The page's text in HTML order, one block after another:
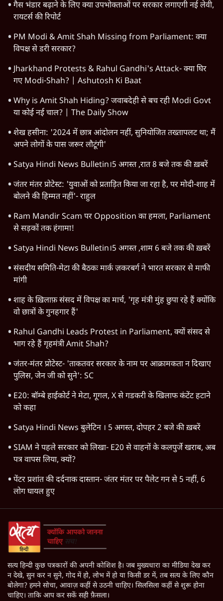
गैस भंडार बढ़ाने के लिए क्या उपभोक्ताओं पर सरकार लगाएगी नई लेवी,
रायटर्स की रिपोर्ट
PM Modi & Amit Shah Missing from Parliament: क्या
विपक्ष से डरी सरकार?
Jharkhand Protests & Rahul Gandhi's Attack- क्या घिर
गए Modi-Shah? | Ashutosh Ki Baat
Why is Amit Shah Hiding? जवाबदेही से बच रही Modi Govt
या कोई नई चाल? | The Daily Show
शेख हसीना: '2024 में छात्र आंदोलन नहीं, सुनियोजित तख्तापलट था; मैं
अपने लोगों के पास जरूर लौटूंगी'
Satya Hindi News Bulletin।5 अगस्त ,रात 8 बजे तक की ख़बरें
जंतर मंतर प्रोटेस्ट: 'युवाओं को प्रताड़ित किया जा रहा है, पर मोदी-शाह में
बोलने की हिम्मत नहीं'- राहुल
Ram Mandir Scam पर Opposition का हमला, Parliament
से सड़कों तक हंगामा!
Satya Hindi News Bulletin।5 अगस्त ,शाम 6 बजे तक की ख़बरें
संसदीय समिति-मेटा की बैठकः मार्क ज़करबर्ग ने भारत सरकार से माफी
मांगी
शाह के ख़िलाफ़ संसद में विपक्ष का मार्च, 'गृह मंत्री मुंह छुपा रहे हैं क्योंकि
वो छात्रों के गुनहगार हैं'
Rahul Gandhi Leads Protest in Parliament, क्यों संसद से
भाग रहे हैं गृहमंत्री Amit Shah?
जंतर-मंतर प्रोटेस्ट- 'ताकतवर सरकार के नाम पर आक्रामकता न दिखाए
पुलिस, जेन जी को सुने': SC
E20: बॉम्बे हाईकोर्ट ने मेटा, गूगल, X से गडकरी के खिलाफ कंटेंट हटाने
को कहा
Satya Hindi News बुलेटिन । 5 अगस्त, दोपहर 2 बजे की ख़बरें
SIAM ने पहले सरकार को लिखा- E20 से वाहनों के कलपुर्जे खराब, अब
पत्र वापस लिया, क्यों?
पेंटर प्रशांत की दर्दनाक दास्तान- जंतर मंतर पर पैलेट गन से 5 नहीं, 6
लोग घायल हुए
सत्य हिन्दी कुछ पत्रकारों की अपनी कोशिश है। जब मुख्यधारा का मीडिया देख कर
न देखे, सुन कर न सुने, गोद में हो, लोभ में हो या किसी डर में, तब सत्य के लिए कौन
बोलेगा? हमने सोचा, आवाज़ कहीं से उठनी चाहिए। सिलसिला कहीं से शुरू होना
चाहिए। ताकि आप कर सकें सही फ़ैसला।